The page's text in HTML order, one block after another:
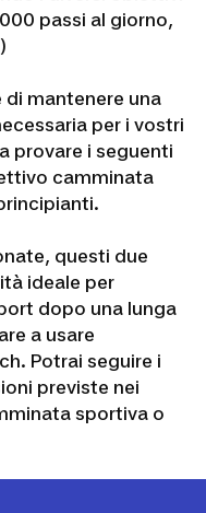
passi al giorno,
mantenere una
per i vostri
provare i seguenti
camminata
questi due
ideale per
dopo una lunga
a usare
Potrai seguire i
previste nei
sportiva o